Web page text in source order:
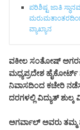
ಪರಿಶಿಷ್ಟ ಜಾತಿ
ಮರುಮತಾಂತರದಿಂದ
ವ್ಯಾಖ್ಯಾನ
ವಕೀಲ ಸಂತೋಷ್
ಮಧ್ಯಪ್ರದೇಶ
ನಿವಾಸದಿಂದ ಕಚೇರಿ
ದರಗಳಲ್ಲಿ ವಿದ್ಯುತ್
ಅಗರ್ವಾಲ್ ಅವರು ತಮ್ಮ